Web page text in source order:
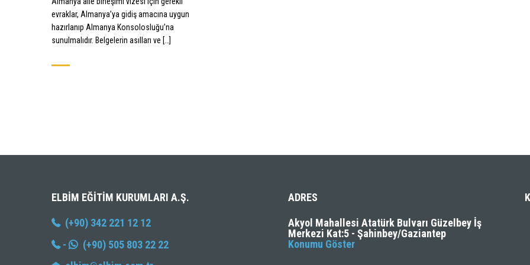
evraklar, Almanya’ya gidiş amacına uygun
hazırlanıp Almanya Konsolosluğu’na
sunulmalıdır. Belgelerin asılları ve […]
ELBIM EĞITIM KURUMLARI A.Ş.
(+90) 342 221 12 12
-
(+90) 505 803 22 22
ADRES
Akyol Mahallesi Atatürk Bulvarı Güzelbey İş
Merkezi Kat:5 - Şahinbey/Gaziantep
Konumu Göster